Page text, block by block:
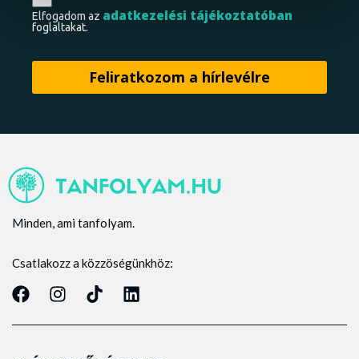
Elfogadom az adatkezelési tájékoztatóban
foglaltakat.
Minden, ami tanfolyam.
Csatlakozz a közzöségünkhöz: